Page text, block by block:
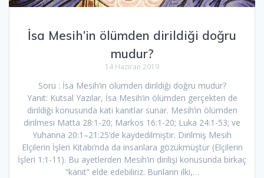
İsa Mesih’in ölümden dirildiği doğru
mudur?
14 Haziran 2019
Soru : İsa Mesih’in ölümden dirildiği doğru mudur?
Yanıt: Kutsal Yazılar, İsa Mesih’in ölümden gerçekten de
dirildiği konusunda kati kanıtlar sunar. Mesih’in ölümden
dirilmesi Matta 28:1-20; Markos 16:1-20; Luka 24:1-53; ve
Yuhanna 20:1–21:25’de kaydedilmiştir. Dirilmiş Mesih
Elçilerin İşleri Kitabı’nda da insanlara gözükmüştür (Elçilerin
İşleri 1:1-11). Bu ayetlerden Mesih’in dirilişi konusunda birkaç
“kanıt” elde edebiliriz. Bunların ilki,…